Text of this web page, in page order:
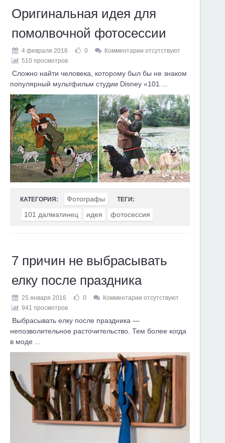
Оригинальная идея для
помолвочной фотосессии
4 февраля 2016 0
Комментарии отсутствуют
510 просмотров
Сложно найти человека, которому был бы не знаком
популярный мультфильм студии Disney «101 ...
КАТЕГОРИЯ: Фотографы ТЕГИ:
101 далматинец идея фотосессия
7 причин не выбрасывать
елку после праздника
25 января 2016 0
Комментарии отсутствуют
941 просмотров
Выбрасывать елку после праздника —
непозволительное расточительство. Тем более когда
в моде ...